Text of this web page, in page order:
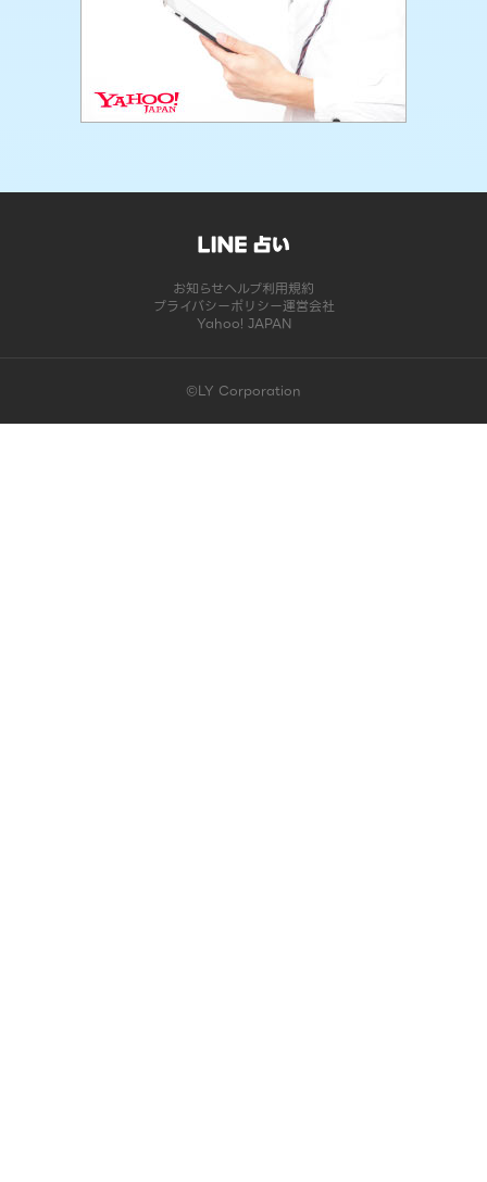
お知らせヘルプ利用規約
プライバシーポリシー運営会社
Yahoo! JAPAN
©LY Corporation
このコンテンツは掲載が終了しました | LINE占い